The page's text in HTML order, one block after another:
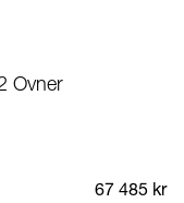
Ovner
67 485 kr